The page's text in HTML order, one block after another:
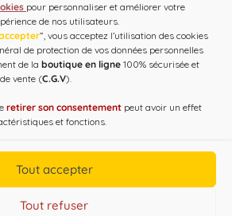
pour personnaliser et améliorer votre
de nos utilisateurs.
”, vous acceptez l’utilisation des cookies
de protection de vos données personnelles
de la boutique en ligne 100% sécurisée et
vente (C.G.V).
retirer son consentement peut avoir un effet
et fonctions.
Tout accepter
Tout refuser
byWEB3-DESIGN